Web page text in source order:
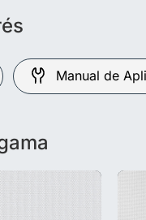
Manual de